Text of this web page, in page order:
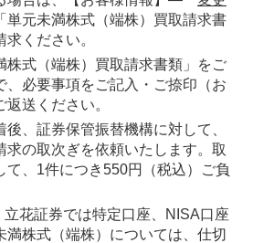
元未満株式（端株）買取請求書
ください。
株式（端株）買取請求書類」をご
、必要事項をご記入・ご捺印（お
送ください。
後、証券保管振替機構に対して、
求の取次ぎを依頼いたします。取
て、1件につき550円（税込）ご負
花証券では特定口座、NISA口座
満株式（端株）については、仕切